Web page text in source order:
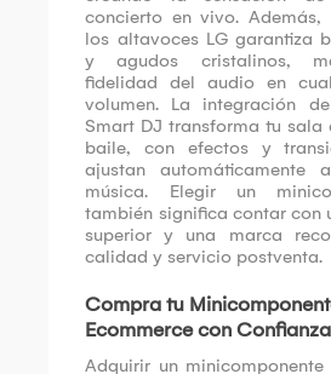
concierto en vivo.
los altavoces LG garantiza
y agudos cristalinos,
fidelidad del audio en
volumen. La integración
Smart DJ transforma tu sala
baile, con efectos y
ajustan
música. Elegir un
también significa contar con
superior y una marca
calidad y servicio postventa.
Compra tu
Ecommerce con Confianza
Adquirir un